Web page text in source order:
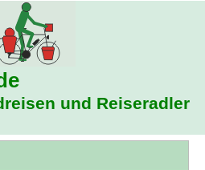
und Reiseradler